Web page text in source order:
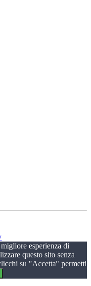
esperienza di
questo sito senza
su "Accetta" permetti